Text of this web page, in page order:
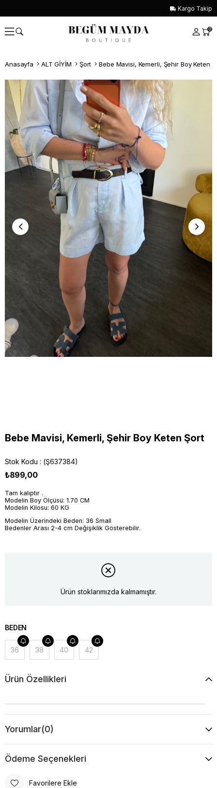
Kargo Takip
0
Anasayfa ALT GİYİM Şort Bebe Mavisi, Kemerli, Şehir Boy Keten
Whatsapp İle Sipariş ver
Bebe Mavisi, Kemerli, Şehir Boy Keten Şort
Stok Kodu (Ş637384)
₺899,00
Tam kalıptır .
Modelin Boy Ölçüsü: 1.70 CM
Modelin Kilosu: 60 KG
Modelin Üzerindeki Beden: 36 Small
Bedenler Arası 2-4 cm Değişiklik Gösterebilir.
Ürün stoklarımızda kalmamıştır.
BEDEN
36 38 40 42
Ürün Özellikleri
Yorumlar(0)
Ödeme Seçenekleri
Favorilere Ekle